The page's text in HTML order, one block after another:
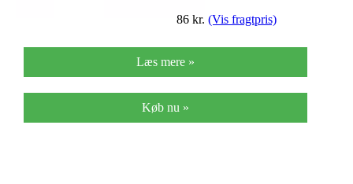
86 kr. (Vis fragtpris)
Læs mere »
Køb nu »